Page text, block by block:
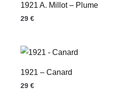
1921 A. Millot – Plume
29 €
1921 – Canard
29 €